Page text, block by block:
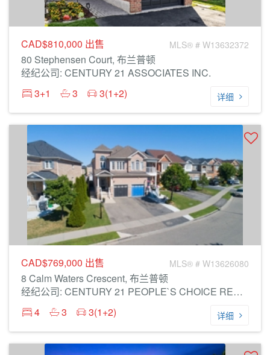
CAD$810,000 出售 MLS® # W13632372
80 Stephensen Court, 布兰普顿
经纪公司: CENTURY 21 ASSOCIATES INC.
3+1
3 3(1+2) 详细
CAD$769,000 出售 MLS® # W13626080
8 Calm Waters Crescent, 布兰普顿
经纪公司: CENTURY 21 PEOPLE`S CHOICE REALTY INC.
4
3 3(1+2) 详细